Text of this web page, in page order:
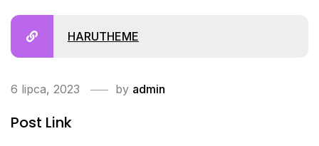
HARUTHEME
6 lipca, 2023 by admin
Post Link